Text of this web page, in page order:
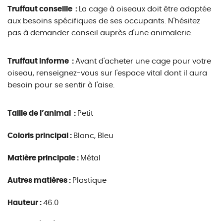
Truffaut conseille : La cage à oiseaux doit être adaptée
aux besoins spécifiques de ses occupants. N'hésitez
pas à demander conseil auprès d'une animalerie.
Truffaut informe : Avant d'acheter une cage pour votre
oiseau, renseignez-vous sur l'espace vital dont il aura
besoin pour se sentir à l'aise.
Taille de l’animal : Petit
Coloris principal : Blanc, Bleu
Matière principale : Métal
Autres matières : Plastique
Hauteur : 46.0